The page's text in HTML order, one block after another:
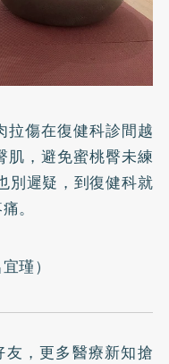
拉傷在復健科診間越
肌，避免蜜桃臀未練
別遲疑，到復健科就
。
瑾）
友 ，更多醫療新知搶